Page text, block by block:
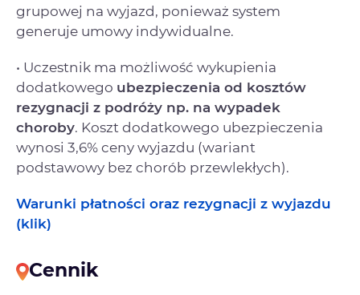
grupowej na wyjazd, ponieważ system
generuje umowy indywidualne.
• Uczestnik ma możliwość wykupienia
dodatkowego ubezpieczenia od kosztów
rezygnacji z podróży np. na wypadek
choroby. Koszt dodatkowego ubezpieczenia
wynosi 3,6% ceny wyjazdu (wariant
podstawowy bez chorób przewlekłych).
Warunki płatności oraz rezygnacji z wyjazdu
(klik)
Cennik